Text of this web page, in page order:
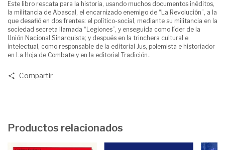
Este libro rescata para la historia, usando muchos documentos inéditos,
la militancia de Abascal, el encarnizado enemigo de “La Revolución”, a la
que desafió en dos frentes: el político-social, mediante su militancia en la
sociedad secreta llamada “Legiones”, y enseguida como líder de la
Unión Nacional Sinarquista; y después en la trinchera cultural e
intelectual, como responsable de la editorial Jus, polemista e historiador
en La Hoja de Combate y en la editorial Tradición..
Compartir
Productos relacionados